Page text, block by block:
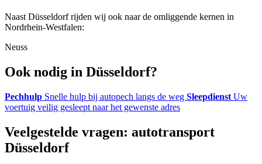
Naast Düsseldorf rijden wij ook naar de omliggende kernen in
Nordrhein-Westfalen:
Neuss
Ook nodig in Düsseldorf?
Pechhulp Snelle hulp bij autopech langs de weg Sleepdienst Uw
voertuig veilig gesleept naar het gewenste adres
Veelgestelde vragen: autotransport
Düsseldorf